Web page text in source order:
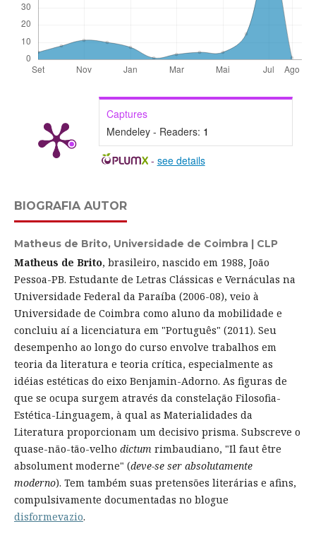
Captures
Mendeley - Readers: 1
- see details
BIOGRAFIA AUTOR
Matheus de Brito, Universidade de Coimbra | CLP
Matheus de Brito, brasileiro, nascido em 1988, João
Pessoa-PB. Estudante de Letras Clássicas e Vernáculas na
Universidade Federal da Paraíba (2006-08), veio à
Universidade de Coimbra como aluno da mobilidade e
concluiu aí a licenciatura em "Português" (2011). Seu
desempenho ao longo do curso envolve trabalhos em
teoria da literatura e teoria crítica, especialmente as
idéias estéticas do eixo Benjamin-Adorno. As figuras de
que se ocupa surgem através da constelação Filosofia-
Estética-Linguagem, à qual as Materialidades da
Literatura proporcionam um decisivo prisma. Subscreve o
quase-não-tão-velho dictum rimbaudiano, "Il faut être
absolument moderne" (deve-se ser absolutamente
moderno). Tem também suas pretensões literárias e afins,
compulsivamente documentadas no blogue
disformevazio.